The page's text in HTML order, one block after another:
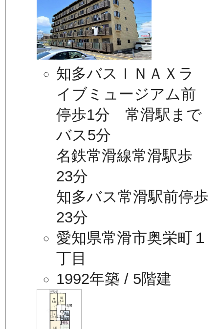
知多バスＩＮＡＸラ
イブミュージアム前
停歩1分 常滑駅まで
バス5分
名鉄常滑線常滑駅歩
23分
知多バス常滑駅前停歩
23分
愛知県常滑市奥栄町１
丁目
1992年築 / 5階建